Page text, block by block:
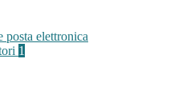
posta elettronica
1